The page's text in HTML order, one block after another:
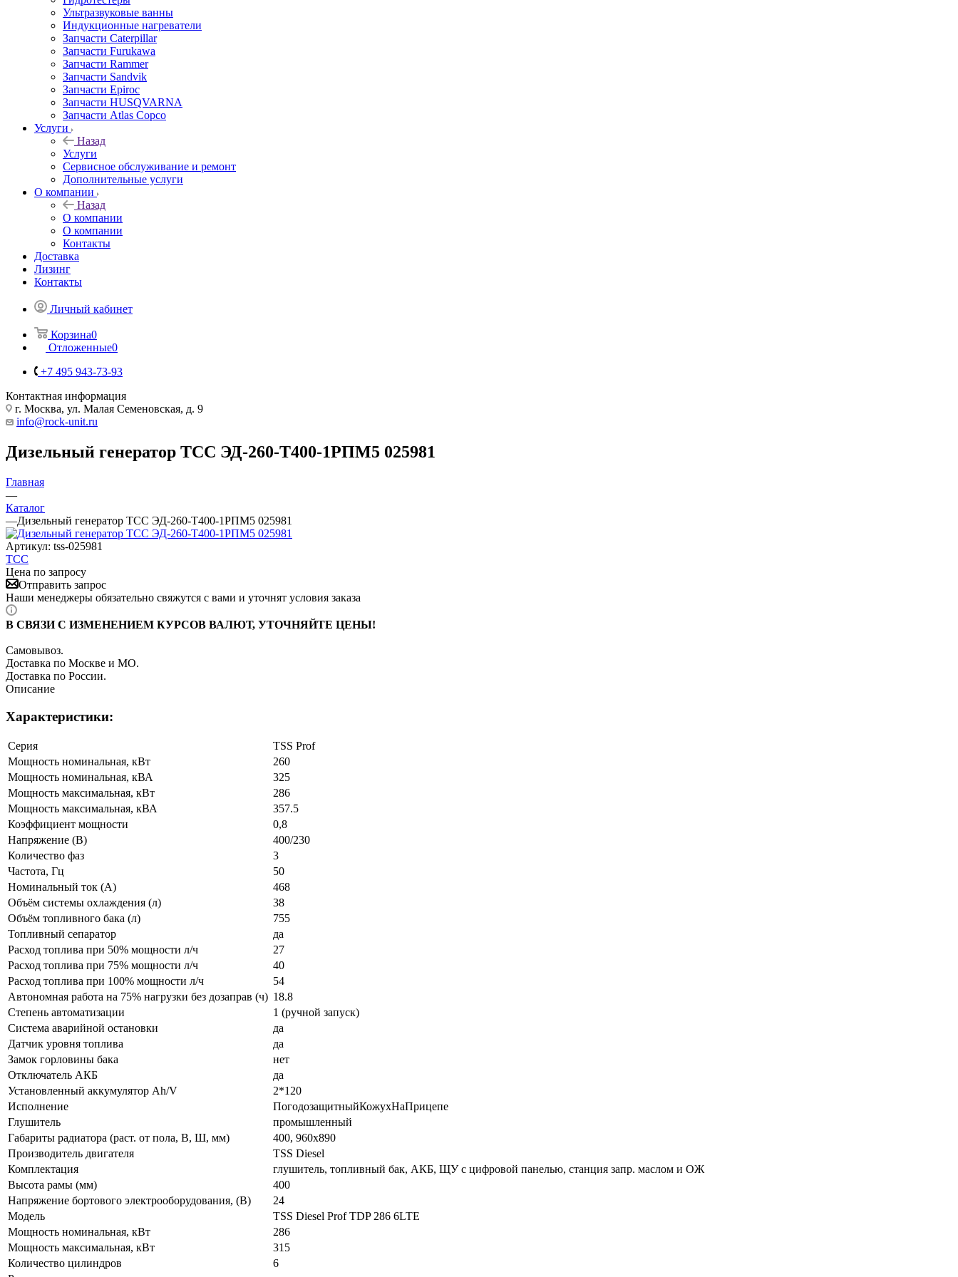
Ультразвуковые ванны
Индукционные нагреватели
Запчасти Caterpillar
Запчасти Furukawa
Запчасти Rammer
Запчасти Sandvik
Запчасти Epiroc
Запчасти HUSQVARNA
Запчасти Atlas Copco
Услуги
Назад
Услуги
Сервисное обслуживание и ремонт
Дополнительные услуги
О компании
Назад
О компании
О компании
Контакты
Доставка
Лизинг
Контакты
Личный кабинет
Корзина0
Отложенные0
+7 495 943-73-93
Контактная информация
г. Москва, ул. Малая Семеновская, д. 9
info@rock-unit.ru
Дизельный генератор ТСС ЭД-260-Т400-1РПМ5 025981
Главная
—
Каталог
—Дизельный генератор ТСС ЭД-260-Т400-1РПМ5 025981
Артикул: tss-025981
ТСС
Цена по запросу
Отправить запрос
Наши менеджеры обязательно свяжутся с вами и уточнят условия заказа
В СВЯЗИ С ИЗМЕНЕНИЕМ КУРСОВ ВАЛЮТ, УТОЧНЯЙТЕ ЦЕНЫ!
Самовывоз.
Доставка по Москве и МО.
Доставка по России.
Описание
Характеристики:
Серия
TSS Prof
Мощность номинальная, кВт
260
Мощность номинальная, кВА
325
Мощность максимальная, кВт
286
Мощность максимальная, кВА
357.5
Коэффициент мощности
0,8
Напряжение (В)
400/230
Количество фаз
3
Частота, Гц
50
Номинальный ток (А)
468
Объём системы охлаждения (л)
38
Объём топливного бака (л)
755
Топливный сепаратор
да
Расход топлива при 50% мощности л/ч
27
Расход топлива при 75% мощности л/ч
40
Расход топлива при 100% мощности л/ч
54
Автономная работа на 75% нагрузки без дозаправ (ч) 18.8
Степень автоматизации
1 (ручной запуск)
Система аварийной остановки
да
Датчик уровня топлива
да
Замок горловины бака
нет
Отключатель АКБ
да
Установленный аккумулятор Ah/V
2*120
Исполнение
ПогодозащитныйКожухНаПрицепе
Глушитель
промышленный
Габариты радиатора (раст. от пола, В, Ш, мм)
400, 960x890
Производитель двигателя
TSS Diesel
Комплектация
глушитель, топливный бак, АКБ, ЩУ с цифровой панелью, станция запр. маслом и ОЖ
Высота рамы (мм)
400
Напряжение бортового электрооборудования, (В)
24
Модель
TSS Diesel Prof TDP 286 6LTE
Мощность номинальная, кВт
286
Мощность максимальная, кВт
315
Количество цилиндров
6